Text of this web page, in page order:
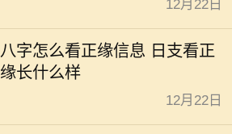
12月22日
八字怎么看正缘信息 日支看正
缘长什么样
12月22日